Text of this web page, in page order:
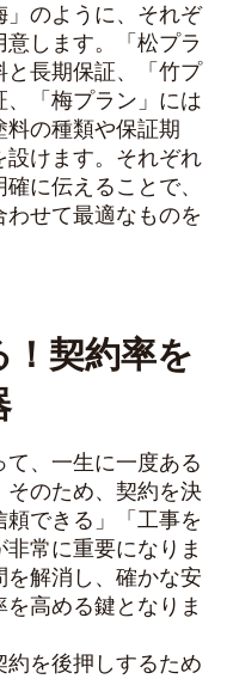
」のように、それぞ
します。「松プラ
と長期保証、「竹プ
、「梅プラン」には
の種類や保証期
設けます。それぞれ
に伝えることで、
せて最適なものを
契約率を
、一生に一度ある
そのため、契約を決
できる」「工事を
常に重要になりま
解消し、確かな安
高める鍵となりま
を後押しするため